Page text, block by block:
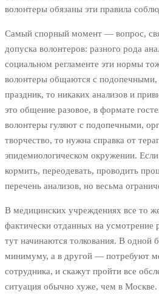
волонтеры обязаны эти правила
Самый спорный момент — вопрос,
допуска волонтеров: разного рода
социальном регламенте эти нормы
волонтеры общаются с подопечными,
праздник, то никаких анализов и
это общение разовое, в формате
волонтеры гуляют с подопечными,
творчество, то нужна справка от
эпидемиологическом окружении.
кормить, переодевать, проводить
перечень анализов, но весьма
В медицинских учреждениях все то
фактически отданных на усмотрение
тут начинаются толкования. В одной
минимуму, а в другой — потребуют
сотрудника, и скажут пройти все
ситуация обычно хуже, чем в